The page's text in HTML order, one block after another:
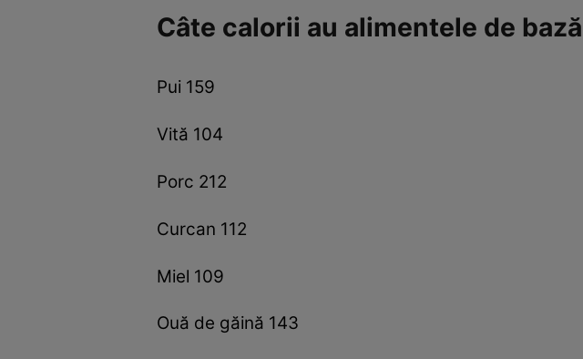
Câte calorii au alimentele de
Pui 159
Vită 104
Porc 212
Curcan 112
Miel 109
Ouă de găină 143